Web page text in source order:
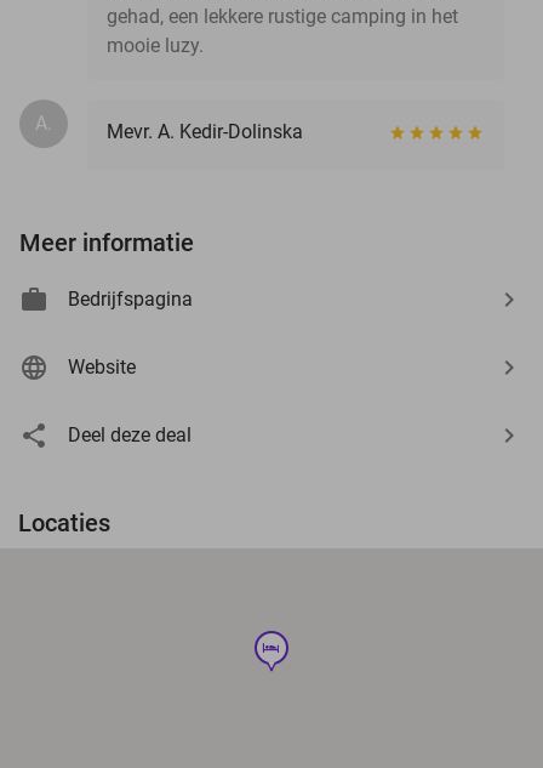
gehad, een lekkere rustige camping in het
mooie luzy.
A. Mevr. A. Kedir-Dolinska
Meer informatie
Bedrijfspagina
Website
Deel deze deal
Locaties
hotel